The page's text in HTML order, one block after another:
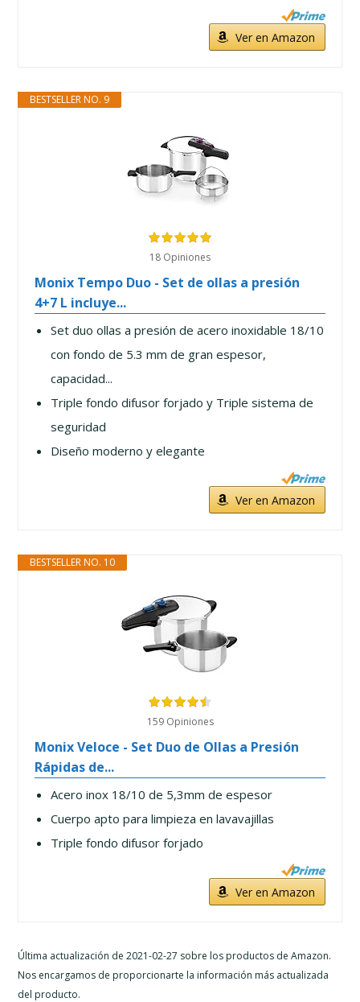
Ver en Amazon
BESTSELLER NO. 9
18 Opiniones
Monix Tempo Duo - Set de ollas a presión
4+7 L incluye...
Set duo ollas a presión de acero inoxidable 18/10
con fondo de 5.3 mm de gran espesor,
capacidad...
Triple fondo difusor forjado y Triple sistema de
seguridad
Diseño moderno y elegante
Ver en Amazon
BESTSELLER NO. 10
159 Opiniones
Monix Veloce - Set Duo de Ollas a Presión
Rápidas de...
Acero inox 18/10 de 5,3mm de espesor
Cuerpo apto para limpieza en lavavajillas
Triple fondo difusor forjado
Ver en Amazon
Última actualización de 2021-02-27 sobre los productos de Amazon.
Nos encargamos de proporcionarte la información más actualizada
del producto.